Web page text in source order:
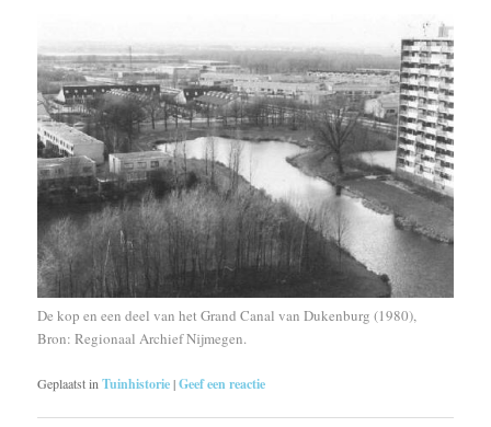
De kop en een deel van het Grand Canal van Dukenburg (1980),
Bron: Regionaal Archief Nijmegen.
Geplaatst in Tuinhistorie|Geef een reactie